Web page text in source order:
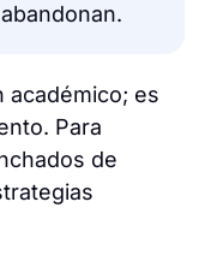
académico; es
Para
de